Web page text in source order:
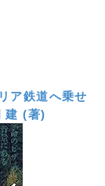
ア鉄道へ乗せ
建 (著)